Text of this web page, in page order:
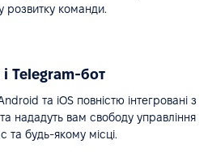
розвитку команди.
Telegram-бот
та iOS повністю інтегровані з
нададуть вам свободу управління
будь-якому місці.